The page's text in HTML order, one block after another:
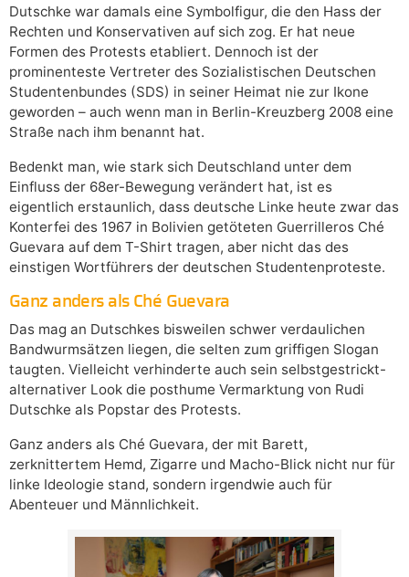
Dutschke war damals eine Symbolfigur, die den Hass der
Rechten und Konservativen auf sich zog. Er hat neue
Formen des Protests etabliert. Dennoch ist der
prominenteste Vertreter des Sozialistischen Deutschen
Studentenbundes (SDS) in seiner Heimat nie zur Ikone
geworden – auch wenn man in Berlin-Kreuzberg 2008 eine
Straße nach ihm benannt hat.
Bedenkt man, wie stark sich Deutschland unter dem
Einfluss der 68er-Bewegung verändert hat, ist es
eigentlich erstaunlich, dass deutsche Linke heute zwar das
Konterfei des 1967 in Bolivien getöteten Guerrilleros Ché
Guevara auf dem T-Shirt tragen, aber nicht das des
einstigen Wortführers der deutschen Studentenproteste.
Ganz anders als Ché Guevara
Das mag an Dutschkes bisweilen schwer verdaulichen
Bandwurmsätzen liegen, die selten zum griffigen Slogan
taugten. Vielleicht verhinderte auch sein selbstgestrickt-
alternativer Look die posthume Vermarktung von Rudi
Dutschke als Popstar des Protests.
Ganz anders als Ché Guevara, der mit Barett,
zerknittertem Hemd, Zigarre und Macho-Blick nicht nur für
linke Ideologie stand, sondern irgendwie auch für
Abenteuer und Männlichkeit.